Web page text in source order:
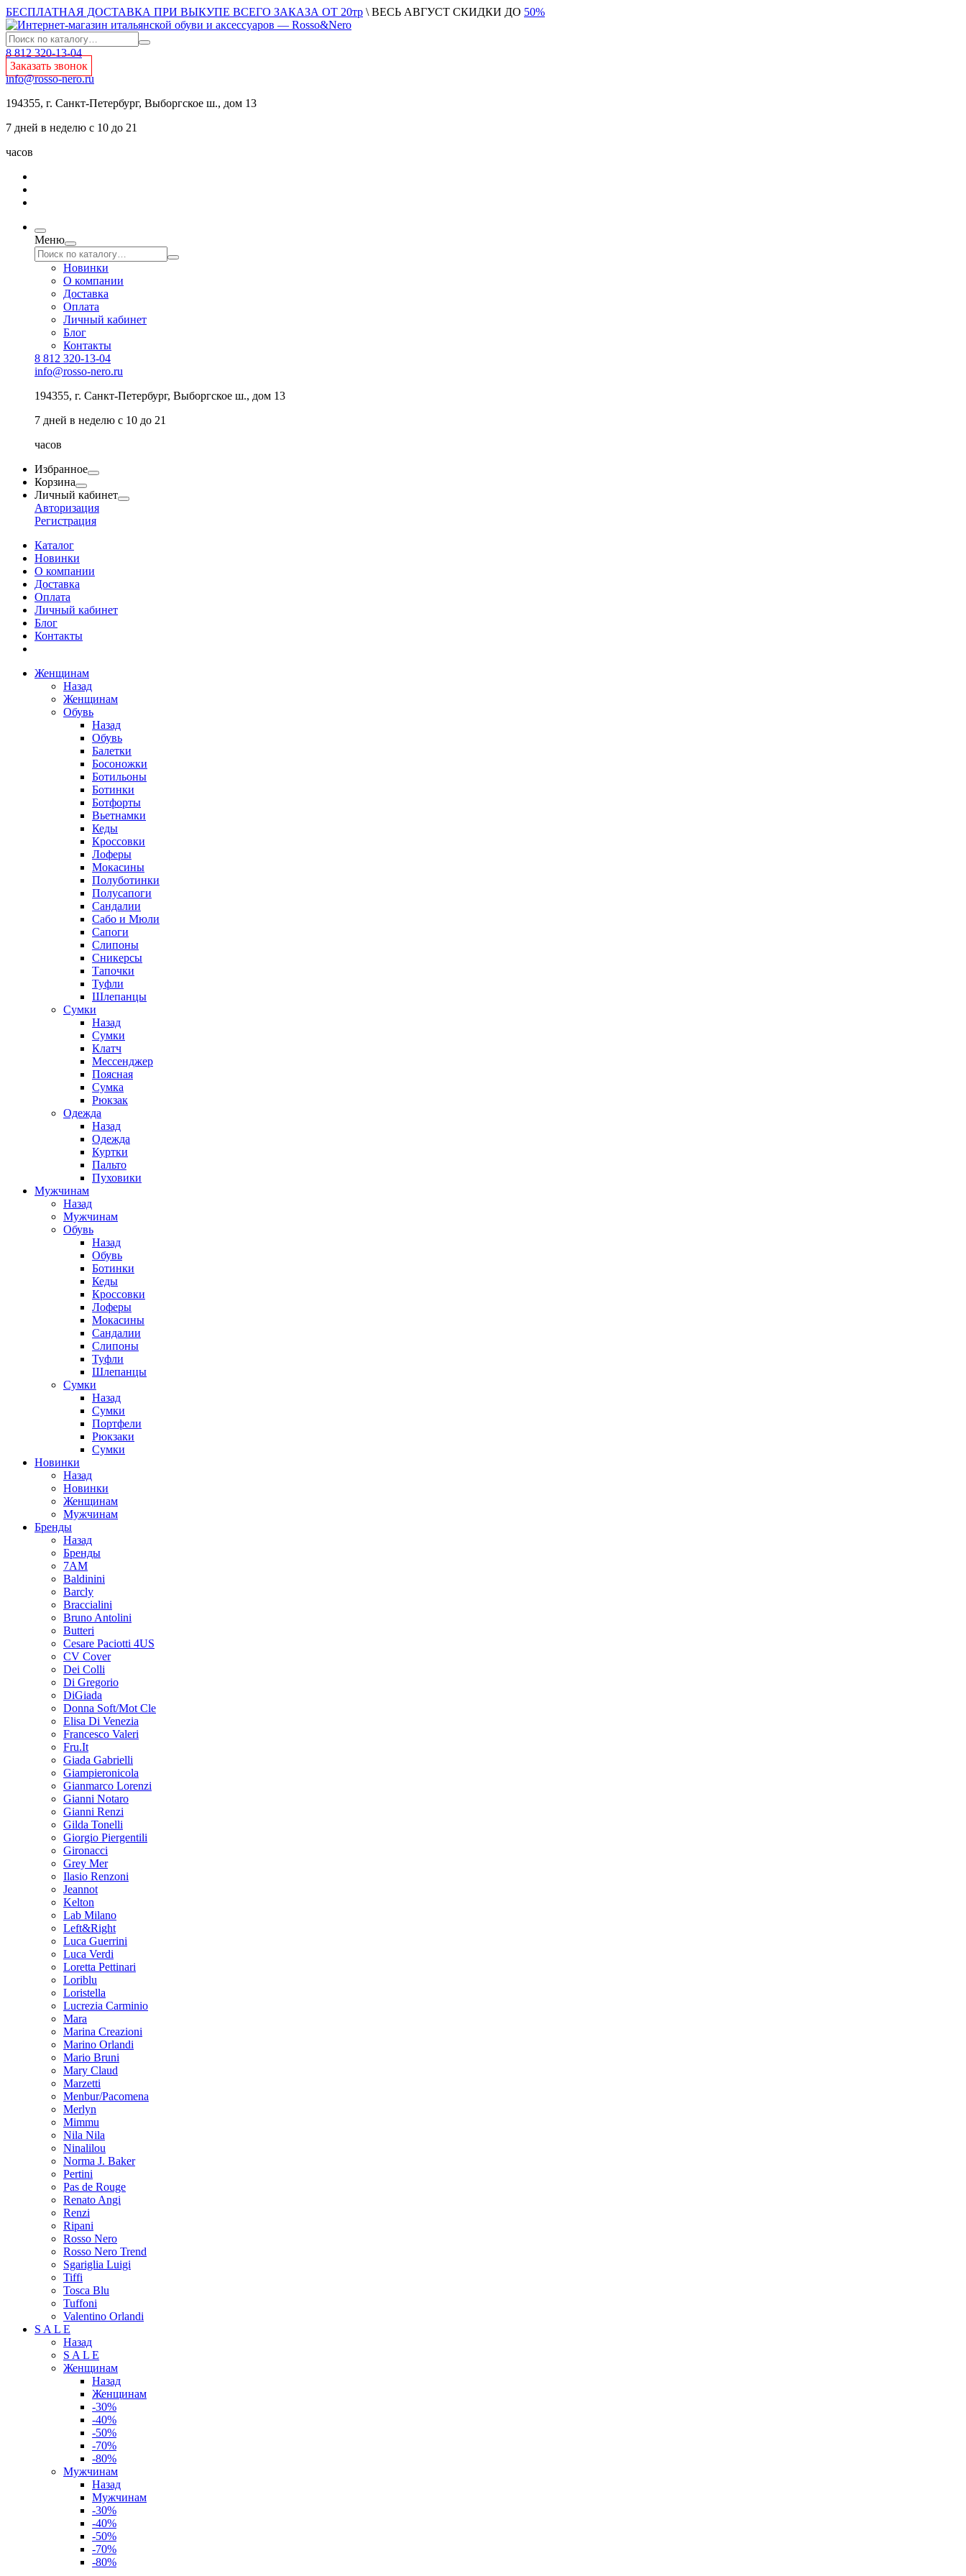
БЕСПЛАТНАЯ ДОСТАВКА ПРИ ВЫКУПЕ ВСЕГО ЗАКАЗА ОТ 20тр \ ВЕСЬ АВГУСТ СКИДКИ ДО 50%
8 812 320-13-04
Заказать звонок
info@rosso-nero.ru
194355, г. Санкт-Петербург, Выборгское ш., дом 13
7 дней в неделю с 10 до 21
часов
Меню
Новинки
О компании
Доставка
Оплата
Личный кабинет
Блог
Контакты
8 812 320-13-04
info@rosso-nero.ru
194355, г. Санкт-Петербург, Выборгское ш., дом 13
7 дней в неделю с 10 до 21
часов
Избранное
Корзина
Личный кабинет
Авторизация
Регистрация
Каталог
Новинки
О компании
Доставка
Оплата
Личный кабинет
Блог
Контакты
Женщинам
Назад
Женщинам
Обувь
Назад
Обувь
Балетки
Босоножки
Ботильоны
Ботинки
Ботфорты
Вьетнамки
Кеды
Кроссовки
Лоферы
Мокасины
Полуботинки
Полусапоги
Сандалии
Сабо и Мюли
Сапоги
Слипоны
Сникерсы
Тапочки
Туфли
Шлепанцы
Cумки
Назад
Cумки
Клатч
Мессенджер
Поясная
Сумка
Рюкзак
Одежда
Назад
Одежда
Куртки
Пальто
Пуховики
Мужчинам
Назад
Мужчинам
Обувь
Назад
Обувь
Ботинки
Кеды
Кроссовки
Лоферы
Мокасины
Сандалии
Слипоны
Туфли
Шлепанцы
Сумки
Назад
Сумки
Портфели
Рюкзаки
Сумки
Новинки
Назад
Новинки
Женщинам
Мужчинам
Бренды
Назад
Бренды
7AM
Baldinini
Barcly
Braccialini
Bruno Antolini
Butteri
Cesare Paciotti 4US
CV Cover
Dei Colli
Di Gregorio
DiGiada
Donna Soft/Mot Cle
Elisa Di Venezia
Francesco Valeri
Fru.It
Giada Gabrielli
Giampieronicola
Gianmarco Lorenzi
Gianni Notaro
Gianni Renzi
Gilda Tonelli
Giorgio Piergentili
Gironacci
Grey Mer
Ilasio Renzoni
Jeannot
Kelton
Lab Milano
Left&Right
Luca Guerrini
Luca Verdi
Loretta Pettinari
Loriblu
Loristella
Lucrezia Carminio
Mara
Marina Creazioni
Marino Orlandi
Mario Bruni
Mary Claud
Marzetti
Menbur/Pacomena
Merlyn
Mimmu
Nila Nila
Ninalilou
Norma J. Baker
Pertini
Pas de Rouge
Renato Angi
Renzi
Ripani
Rosso Nero
Rosso Nero Trend
Sgariglia Luigi
Tiffi
Tosca Blu
Tuffoni
Valentino Orlandi
S A L E
Назад
S A L E
Женщинам
Назад
Женщинам
-30%
-40%
-50%
-70%
-80%
Мужчинам
Назад
Мужчинам
-30%
-40%
-50%
-70%
-80%